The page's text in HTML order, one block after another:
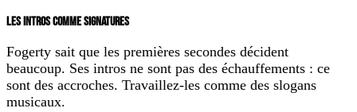
LES INTROS COMME SIGNATURES
Fogerty sait que les premières secondes décident
beaucoup. Ses intros ne sont pas des échauffements : ce
sont des accroches. Travaillez-les comme des slogans
musicaux.